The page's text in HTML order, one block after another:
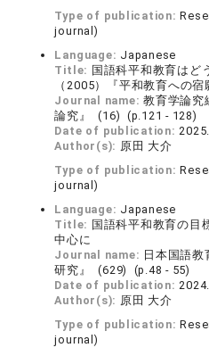
Type of publication:
journal)
Language: Japanese
Title: 国語科平和教育はど
（2005）『平和教育への
Journal name:教育学論究
論究』 (16) (p.121 - 128)
Date of publication:
Author(s): 原田 大介
Type of publication:
journal)
Language: Japanese
Title: 国語科平和教育の目
中心に
Journal name: 日本国語
研究』 (629) (p.48 - 55)
Date of publication:
Author(s): 原田 大介
Type of publication:
journal)